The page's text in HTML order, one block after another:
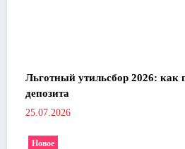
Льготный утильсбор 2026: как
депозита
25.07.2026
Новое